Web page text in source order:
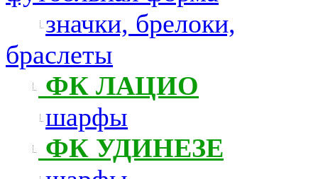
значки, брелоки,
браслеты
ФК ЛАЦИО
шарфы
ФК УДИНЕЗЕ